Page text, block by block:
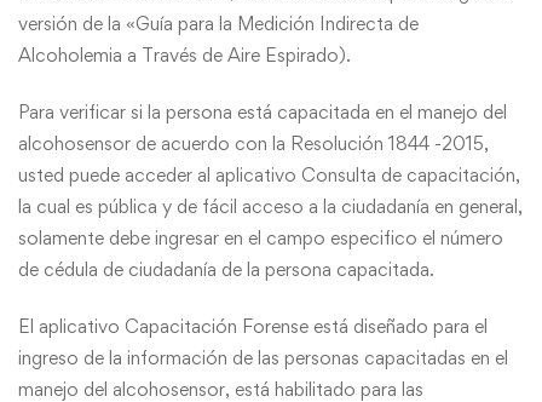
versión de la «Guía para la Medición Indirecta de
Alcoholemia a Través de Aire Espirado).
Para verificar si la persona está capacitada en el manejo del
alcohosensor de acuerdo con la Resolución 1844 -2015,
usted puede acceder al aplicativo Consulta de capacitación,
la cual es pública y de fácil acceso a la ciudadanía en general,
solamente debe ingresar en el campo especifico el número
de cédula de ciudadanía de la persona capacitada.
El aplicativo Capacitación Forense está diseñado para el
ingreso de la información de las personas capacitadas en el
manejo del alcohosensor, está habilitado para las